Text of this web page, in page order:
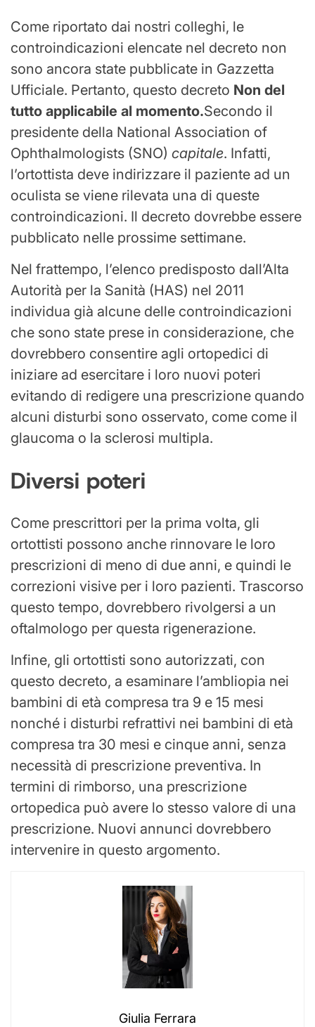
Come riportato dai nostri colleghi, le
controindicazioni elencate nel decreto non
sono ancora state pubblicate in Gazzetta
Ufficiale. Pertanto, questo decreto Non del
tutto applicabile al momento.Secondo il
presidente della National Association of
Ophthalmologists (SNO) capitale. Infatti,
l’ortottista deve indirizzare il paziente ad un
oculista se viene rilevata una di queste
controindicazioni. Il decreto dovrebbe essere
pubblicato nelle prossime settimane.
Nel frattempo, l’elenco predisposto dall’Alta
Autorità per la Sanità (HAS) nel 2011
individua già alcune delle controindicazioni
che sono state prese in considerazione, che
dovrebbero consentire agli ortopedici di
iniziare ad esercitare i loro nuovi poteri
evitando di redigere una prescrizione quando
alcuni disturbi sono osservato, come come il
glaucoma o la sclerosi multipla.
Diversi poteri
Come prescrittori per la prima volta, gli
ortottisti possono anche rinnovare le loro
prescrizioni di meno di due anni, e quindi le
correzioni visive per i loro pazienti. Trascorso
questo tempo, dovrebbero rivolgersi a un
oftalmologo per questa rigenerazione.
Infine, gli ortottisti sono autorizzati, con
questo decreto, a esaminare l’ambliopia nei
bambini di età compresa tra 9 e 15 mesi
nonché i disturbi refrattivi nei bambini di età
compresa tra 30 mesi e cinque anni, senza
necessità di prescrizione preventiva. In
termini di rimborso, una prescrizione
ortopedica può avere lo stesso valore di una
prescrizione. Nuovi annunci dovrebbero
intervenire in questo argomento.
Giulia Ferrara